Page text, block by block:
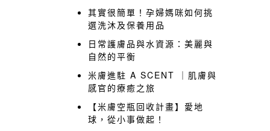
其實很簡單！孕婦媽咪如何挑
選洗沐及保養用品
日常護膚品與水資源：美麗與
自然的平衡
米膚進駐 A SCENT ｜肌膚與
感官的療癒之旅
【米膚空瓶回收計畫】愛地
球，從小事做起！